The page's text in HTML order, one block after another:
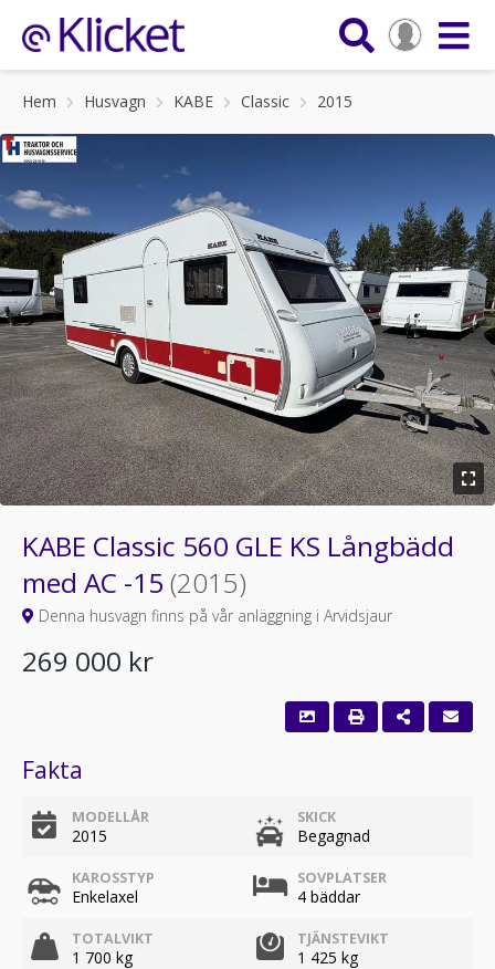
Hem Husvagn KABE Classic 2015
KABE Classic 560 GLE KS Långbädd
med AC -15 (2015)
Denna husvagn finns på vår anläggning i Arvidsjaur
269 000 kr
Fakta
MODELLÅR
2015
SKICK
Begagnad
KAROSSTYP
Enkelaxel
SOVPLATSER
4 bäddar
TOTALVIKT
1 700 kg
TJÄNSTEVIKT
1 425 kg